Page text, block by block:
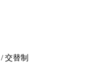
交替制